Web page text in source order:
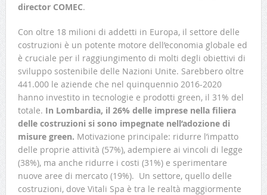
director COMEC.
Con oltre 18 milioni di addetti in Europa, il settore delle
costruzioni è un potente motore dell’economia globale ed
è cruciale per il raggiungimento di molti degli obiettivi di
sviluppo sostenibile delle Nazioni Unite. Sarebbero oltre
441.000 le aziende che nel quinquennio 2016-2020
hanno investito in tecnologie e prodotti green, il 31% del
totale. In Lombardia, il 26% delle imprese nella filiera
delle costruzioni si sono impegnate nell’adozione di
misure green. Motivazione principale: ridurre l’impatto
delle proprie attività (57%), adempiere ai vincoli di legge
(38%), ma anche ridurre i costi (31%) e sperimentare
nuove aree di mercato (19%). Un settore, quello delle
costruzioni, dove Vitali Spa è tra le realtà maggiormente